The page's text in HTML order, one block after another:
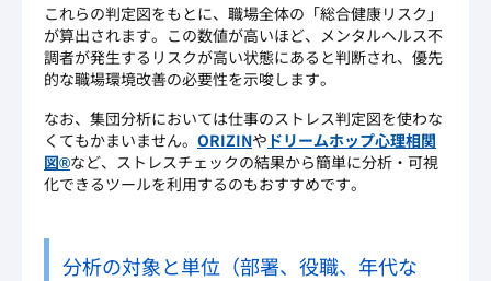
これらの判定図をもとに、職場全体の「総合健康リスク」
が算出されます。この数値が高いほど、メンタルヘルス不
調者が発生するリスクが高い状態にあると判断され、優先
的な職場環境改善の必要性を示唆します。
なお、集団分析においては仕事のストレス判定図を使わな
くてもかまいません。 ORIZINや ドリームホップ心理相関
図®など、ストレスチェックの結果から簡単に分析・可視
化できるツールを利用するのもおすすめです。
分析の対象と単位（部署、役職、年代な